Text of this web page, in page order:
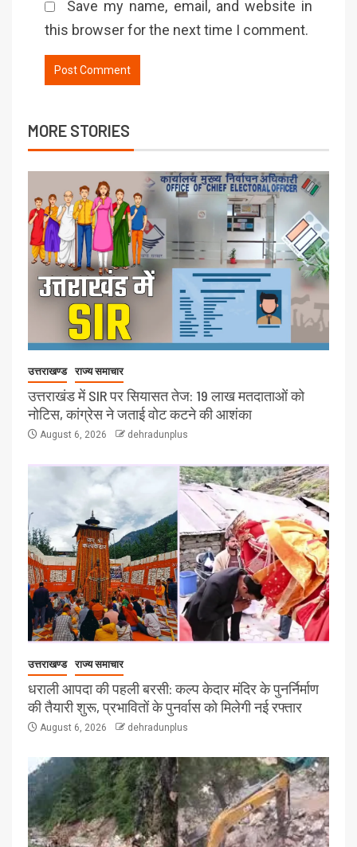
Save my name, email, and website in
this browser for the next time I comment.
MORE STORIES
उत्तराखण्ड राज्य समाचार
उत्तराखंड में SIR पर सियासत तेज: 19 लाख मतदाताओं को
नोटिस, कांग्रेस ने जताई वोट कटने की आशंका
August 6, 2026 dehradunplus
उत्तराखण्ड राज्य समाचार
धराली आपदा की पहली बरसी: कल्प केदार मंदिर के पुनर्निर्माण
की तैयारी शुरू, प्रभावितों के पुनर्वास को मिलेगी नई रफ्तार
August 6, 2026 dehradunplus